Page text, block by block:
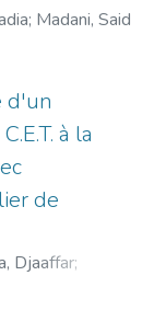
Enfin,
par
totale de 240
40 m chacune.
2008,
de mener
des guides
la structure a
tandis que
; Madani, Said
d'un
à la
de
Djaaffar;